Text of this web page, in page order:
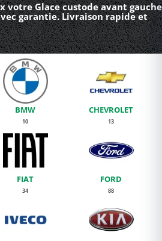
votre Glace custode avant gauche
garantie. Livraison rapide et
BMW
10
CHEVROLET
13
FIAT
34
FORD
88